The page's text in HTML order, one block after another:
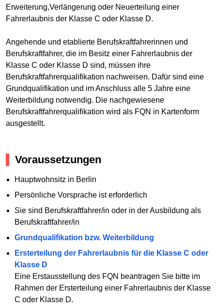
Erweiterung,Verlängerung oder Neuerteilung einer
Fahrerlaubnis der Klasse C oder Klasse D.
Angehende und etablierte Berufskraftfahrerinnen und
Berufskraftfahrer, die im Besitz einer Fahrerlaubnis der
Klasse C oder Klasse D sind, müssen ihre
Berufskraftfahrerqualifikation nachweisen. Dafür sind eine
Grundqualifikation und im Anschluss alle 5 Jahre eine
Weiterbildung notwendig. Die nachgewiesene
Berufskraftfahrerqualifikation wird als FQN in Kartenform
ausgestellt.
Voraussetzungen
Hauptwohnsitz in Berlin
Persönliche Vorsprache ist erforderlich
Sie sind Berufskraftfahrer/in oder in der Ausbildung als
Berufskraftfahrer/in
Grundqualifikation bzw. Weiterbildung
Ersterteilung der Fahrerlaubnis für die Klasse C oder
Klasse D
Eine Erstausstellung des FQN beantragen Sie bitte im
Rahmen der Ersterteilung einer Fahrerlaubnis der Klasse
C oder Klasse D.